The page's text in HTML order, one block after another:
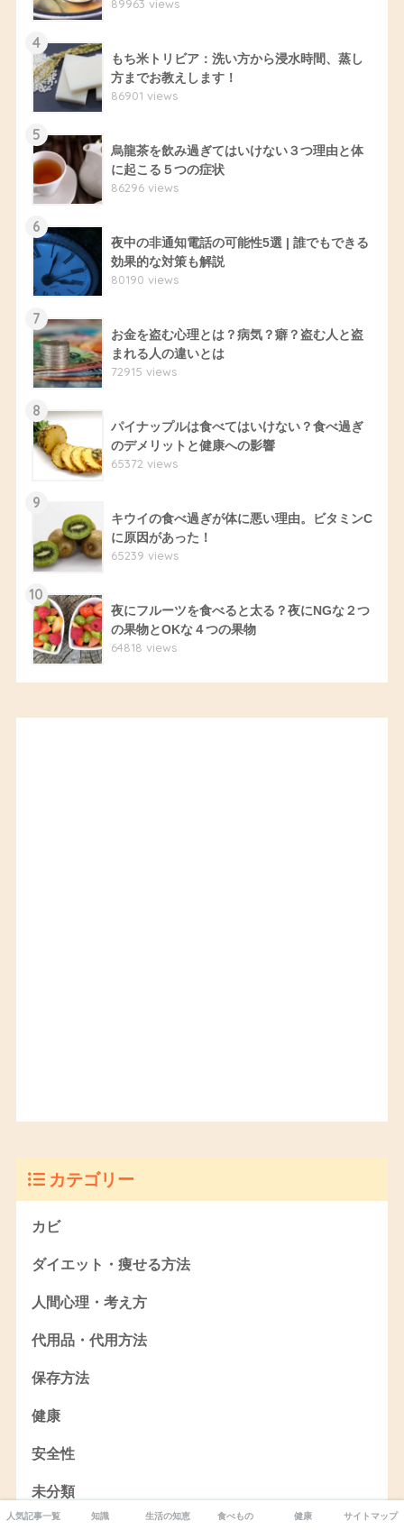
89963 views
4
もち米トリビア：洗い方から浸水時間、蒸し
方までお教えします！
86901 views
5
烏龍茶を飲み過ぎてはいけない３つ理由と体
に起こる５つの症状
86296 views
6
夜中の非通知電話の可能性5選 | 誰でもできる
効果的な対策も解説
80190 views
7
お金を盗む心理とは？病気？癖？盗む人と盗
まれる人の違いとは
72915 views
8
パイナップルは食べてはいけない？食べ過ぎ
のデメリットと健康への影響
65372 views
9
キウイの食べ過ぎが体に悪い理由。ビタミンC
に原因があった！
65239 views
10
夜にフルーツを食べると太る？夜にNGな２つ
の果物とOKな４つの果物
64818 views
カテゴリー
カビ
ダイエット・痩せる方法
人間心理・考え方
代用品・代用方法
保存方法
健康
安全性
未分類
人気記事一覧 知識 生活の知恵 食べもの 健康 サイトマップ